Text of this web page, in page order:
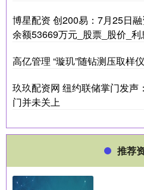
博星配资 创200易：7月25日
余额53669万元_股票_股价_利
高亿管理 “璇玑”随钻测压取样
玖玖配资网 纽约联储掌门发声
门并未关上
推荐